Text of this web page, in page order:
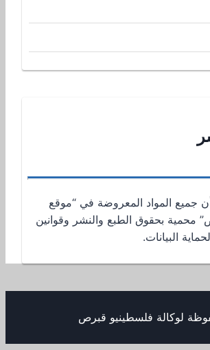
جميع المواد المعروضة في “موقع
محمية بحقوق الطبع والنشر وقوانين
البيانات.
لوكالة فلسطينيو قبرص